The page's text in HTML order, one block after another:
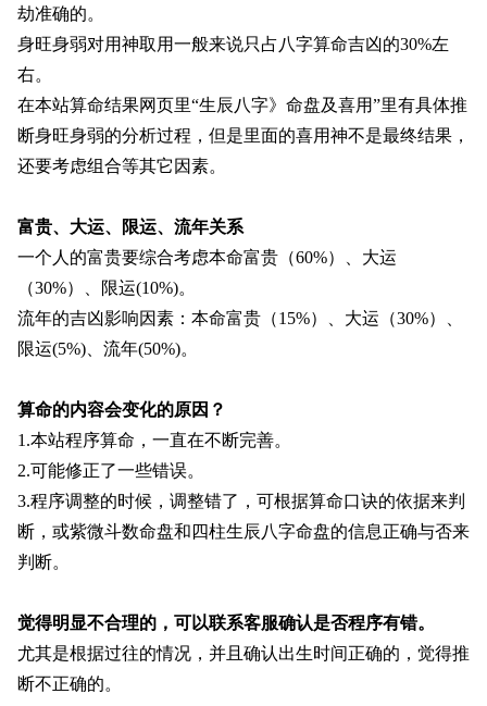
劫准确的。
身旺身弱对用神取用一般来说只占八字算命吉凶的30%左
右。
在本站算命结果网页里“生辰八字》命盘及喜用”里有具体推
断身旺身弱的分析过程，但是里面的喜用神不是最终结果，
还要考虑组合等其它因素。
富贵、大运、限运、流年关系
一个人的富贵要综合考虑本命富贵（60%）、大运
（30%）、限运(10%)。
流年的吉凶影响因素：本命富贵（15%）、大运（30%）、
限运(5%)、流年(50%)。
算命的内容会变化的原因？
1.本站程序算命，一直在不断完善。
2.可能修正了一些错误。
3.程序调整的时候，调整错了，可根据算命口诀的依据来判
断，或紫微斗数命盘和四柱生辰八字命盘的信息正确与否来
判断。
觉得明显不合理的，可以联系客服确认是否程序有错。
尤其是根据过往的情况，并且确认出生时间正确的，觉得推
断不正确的。